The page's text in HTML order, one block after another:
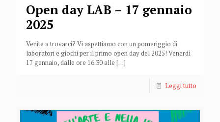
Open day LAB – 17 gennaio
2025
Venite a trovarci? Vi aspettiamo con un pomeriggio di
laboratori e giochi per il primo open day del 2025! Venerdì
17 gennaio, dalle ore 16.30 alle […]
Leggi tutto